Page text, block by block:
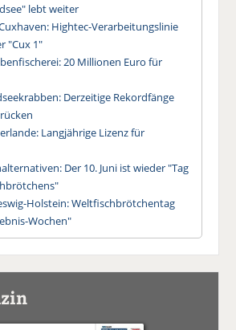
lebt weiter
Hightec-Verarbeitungslinie
"Cux 1"
20 Millionen Euro für
Derzeitige Rekordfänge
Langjährige Lizenz für
Der 10. Juni ist wieder "Tag
Holstein: Weltfischbrötchentag
Wochen"